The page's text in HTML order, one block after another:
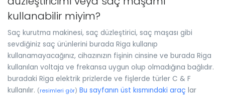
kullanabilir miyim?
Saç kurutma makinesi, saç düzleştirici, saç maşası gibi
sevdiğiniz saç ürünlerini burada Riga kullanıp
kullanamayacağınız, cihazınızın fişinin cinsine ve burada Riga
kullanılan voltaja ve frekansa uygun olup olmadığına bağlıdır.
buradaki Riga elektrik prizlerde ve fişlerde türler C & F
kullanılır. (resimleri gör) Bu sayfanın üst kısmındaki araç lar